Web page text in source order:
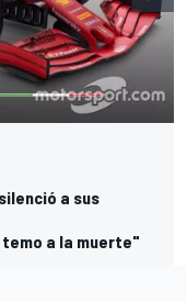
a sus
a la muerte"